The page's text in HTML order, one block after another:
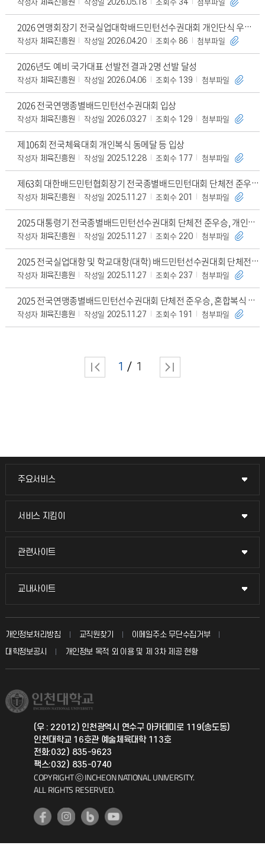
체육진흥원 2026.05.18 34
2026 연맹회장기 전국실업대학배드민턴선수권대회 개인단식 우승 등 입상
작성자 체육진흥원 작성일 2026.04.20 조회수 86 첨부파일
2026년도 예비 국가대표 선발전 결과 2명 선발 달성
작성자 체육진흥원 작성일 2026.04.06 조회수 139 첨부파일
2026 전국연맹종별배드민턴선수권대회 입상
작성자 체육진흥원 작성일 2026.03.27 조회수 129 첨부파일
제106회 전국체육대회 개인복식 동메달 등 입상
작성자 체육진흥원 작성일 2025.12.28 조회수 177 첨부파일
제63회 대한배드민턴협회장기 전국종별배드민턴대회 단체전 준우승, 개인단식 우승/준우승, 개
작성자 체육진흥원 작성일 2025.11.27 조회수 201 첨부파일
2025 대통령기 전국종별배드민턴선수권대회 단체전 준우승, 개인복식 우승
작성자 체육진흥원 작성일 2025.11.27 조회수 220 첨부파일
2025 전국실업대항 및 학교대항(대학) 배드민턴선수권대회 단체전 우승
작성자 체육진흥원 작성일 2025.11.27 조회수 237 첨부파일
2025 전국연맹종별배드민턴선수권대회 단체전 준우승, 혼합복식 우승, 개인단식 준우승, 혼
작성자 체육진흥원 작성일 2025.11.27 조회수 191 첨부파일
1 1
주요서비스
주요서비스
교무회의방송
입학안내
취업정보(학생)
서비스 지킴이
서비스 지킴이
묻고 답하기
칭찬마당
학생서비스 지킴이
관련사이트
관련사이트
국방헬프콜
총동문회
교내사이트
교내사이트
교수회
교육혁신본부
국제지원과
공자아카데미
기초교육원
개인정보처리방침 교직원찾기
이메일주소 무단수집거부
대학정보공시
개인정보 목적 외 이용 및 제 3차 제공 현황
(우 : 22012) 인천광역시 연수구 아카데미로 119(송도동)
인천대학교 16호관 예술체육대학 113호
전화:032) 835-9623
팩스:032) 835-0740
COPYRIGHT ⓒ INCHEON NATIONAL UNIVERSITY.
ALL RIGHTS RESERVED.